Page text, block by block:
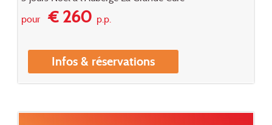
pour€ 260p.p.
Infos & réservations